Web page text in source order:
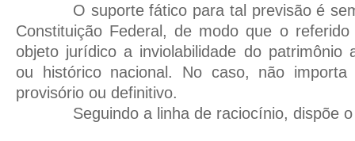
O suporte fático para tal previsão é
Constituição Federal, de modo que o
objeto jurídico a inviolabilidade do patrimônio
ou histórico nacional. No caso, não
provisório ou definitivo.
Seguindo a linha de raciocínio, dispõe